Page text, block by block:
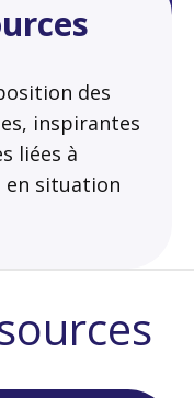
des
inspirantes
liées à
en situation